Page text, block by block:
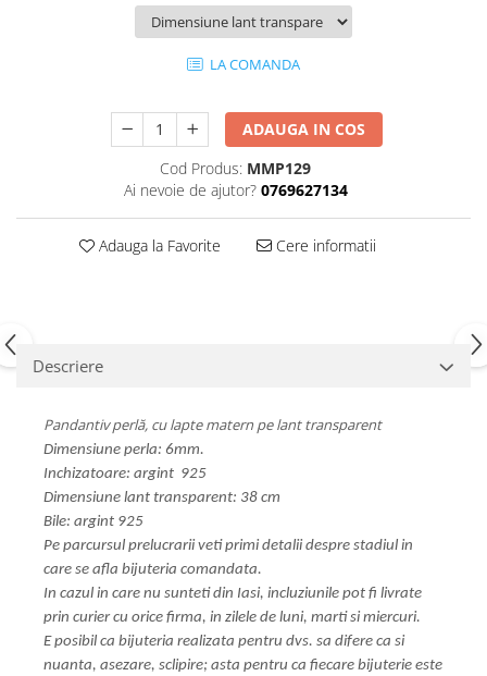
LA COMANDA
ADAUGA IN COS
Cod Produs: MMP129
Ai nevoie de ajutor? 0769627134
Adauga la Favorite Cere informatii
Descriere
Pandantiv perlă, cu lapte matern pe lant transparent
Dimensiune perla: 6mm.
Inchizatoare: argint 925
Dimensiune lant transparent: 38 cm
Bile: argint 925
Pe parcursul prelucrarii veti primi detalii despre stadiul in
care se afla bijuteria comandata.
In cazul in care nu sunteti din Iasi, incluziunile pot fi livrate
prin curier cu orice firma, in zilele de luni, marti si miercuri.
E posibil ca bijuteria realizata pentru dvs. sa difere ca si
nuanta, asezare, sclipire; asta pentru ca fiecare bijuterie este